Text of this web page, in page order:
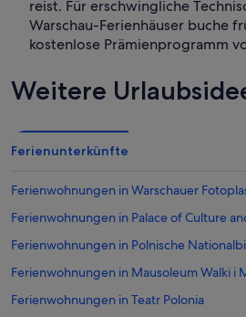
reist. Für erschwingliche
Warschau-Ferienhäuser buche
kostenlose Prämienprogramm
Weitere
Ferienunterkünfte
Ferienwohnungen in Warschauer
Ferienwohnungen in Palace of Culture
Ferienwohnungen in Polnische
Ferienwohnungen in Mausoleum Walki i
Ferienwohnungen in Teatr Polonia